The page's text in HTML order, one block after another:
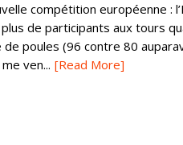
compétition européenne :
de participants aux tours
poules (96 contre 80
ven... [Read More]